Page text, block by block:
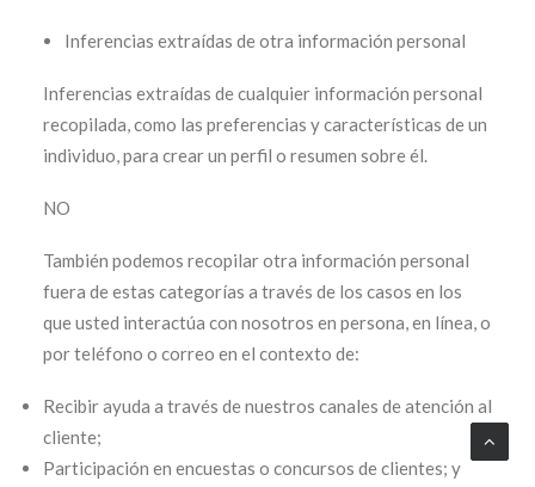
Inferencias extraídas de otra información personal
Inferencias extraídas de cualquier información personal
recopilada, como las preferencias y características de un
individuo, para crear un perfil o resumen sobre él.
NO
También podemos recopilar otra información personal
fuera de estas categorías a través de los casos en los
que usted interactúa con nosotros en persona, en línea, o
por teléfono o correo en el contexto de:
Recibir ayuda a través de nuestros canales de atención al
cliente;
Participación en encuestas o concursos de clientes; y